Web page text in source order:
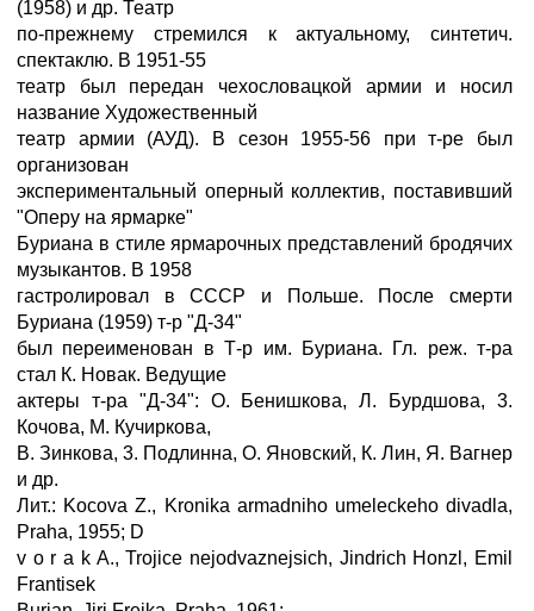
(1958) и др. Театр
по-прежнему стремился к актуальному, синтетич.
спектаклю. В 1951-55
театр был передан чехословацкой армии и носил
название Художественный
театр армии (АУД). В сезон 1955-56 при т-ре был
организован
экспериментальный оперный коллектив, поставивший
"Оперу на ярмарке"
Буриана в стиле ярмарочных представлений бродячих
музыкантов. В 1958
гастролировал в СССР и Польше. После смерти
Буриана (1959) т-р "Д-34"
был переименован в Т-р им. Буриана. Гл. реж. т-ра
стал К. Новак. Ведущие
актеры т-ра "Д-34": О. Бенишкова, Л. Бурдшова, 3.
Кочова, М. Кучиркова,
В. Зинкова, 3. Подлинна, О. Яновский, К. Лин, Я. Вагнер
и др.
Лит.: Kocova Z., Kronika armadniho umeleckeho divadla,
Praha, 1955; D
v o r a k A., Trojice nejodvaznejsich, Jindrich Honzl, Emil
Frantisek